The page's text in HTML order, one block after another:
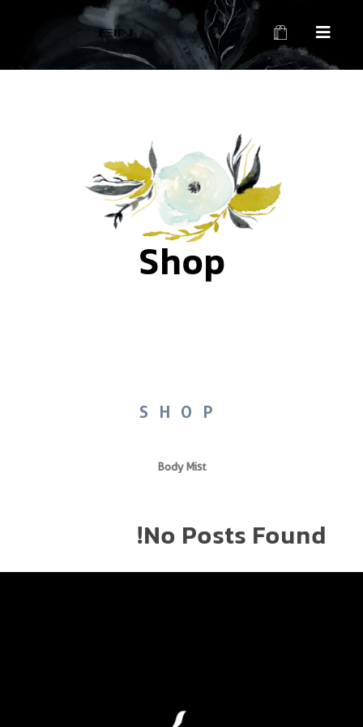
محصولات بهداشتی و زیبایی EINمحصولات بهداشتی و زیبایی EIN
Shop
SHOP
Body Mist
No Posts Found!